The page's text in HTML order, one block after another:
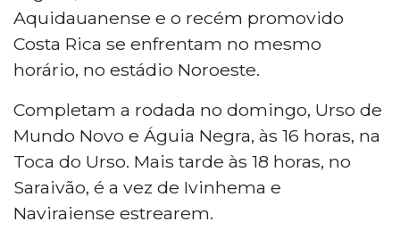
Aquidauanense e o recém promovido
Costa Rica se enfrentam no mesmo
horário, no estádio Noroeste.
Completam a rodada no domingo, Urso de
Mundo Novo e Águia Negra, às 16 horas, na
Toca do Urso. Mais tarde às 18 horas, no
Saraivão, é a vez de Ivinhema e
Naviraiense estrearem.